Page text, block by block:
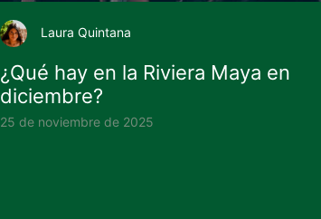
Laura Quintana
¿Qué hay en la Riviera Maya en
diciembre?
25 de noviembre de 2025